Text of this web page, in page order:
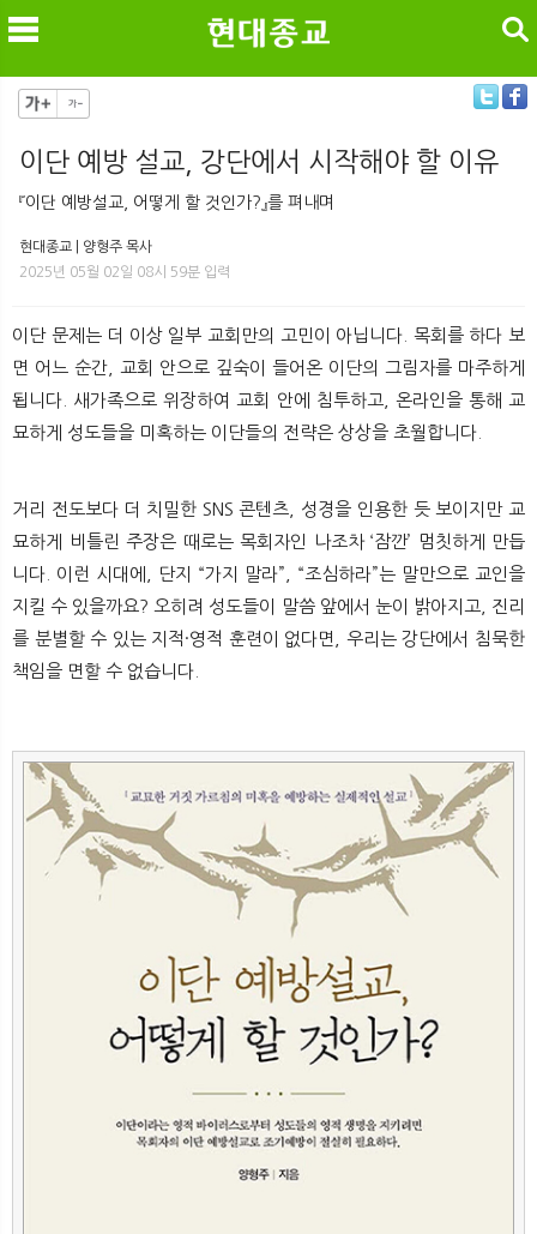
메
검색
이단 예방 설교, 강단에서 시작해야 할 이유
『이단 예방설교, 어떻게 할 것인가?』를 펴내며
현대종교 | 양형주 목사
2025년 05월 02일 08시 59분 입력
이단 문제는 더 이상 일부 교회만의 고민이 아닙니다. 목회를 하다 보
면 어느 순간, 교회 안으로 깊숙이 들어온 이단의 그림자를 마주하게
됩니다. 새가족으로 위장하여 교회 안에 침투하고, 온라인을 통해 교
묘하게 성도들을 미혹하는 이단들의 전략은 상상을 초월합니다.
거리 전도보다 더 치밀한 SNS 콘텐츠, 성경을 인용한 듯 보이지만 교
묘하게 비틀린 주장은 때로는 목회자인 나조차 ‘잠깐’ 멈칫하게 만듭
니다. 이런 시대에, 단지 “가지 말라”, “조심하라”는 말만으로 교인을
지킬 수 있을까요? 오히려 성도들이 말씀 앞에서 눈이 밝아지고, 진리
를 분별할 수 있는 지적·영적 훈련이 없다면, 우리는 강단에서 침묵한
책임을 면할 수 없습니다.